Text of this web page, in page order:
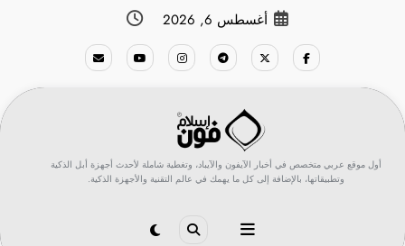
أغسطس 6, 2026
أول موقع عربي متخصص في أخبار الآيفون والآيباد، وتغطية شاملة لأحدث أجهزة أبل الذكية
وتطبيقاتها، بالإضافة إلى كل ما يهمك في عالم التقنية والأجهزة الذكية.